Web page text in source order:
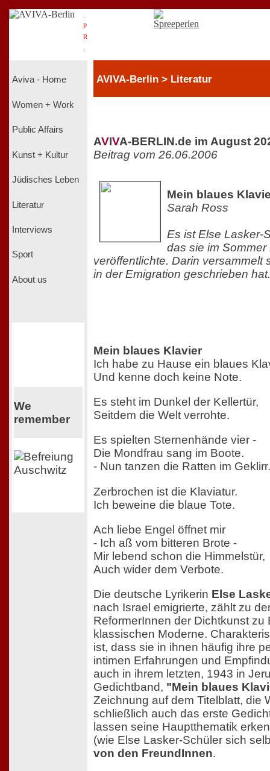
P
R
Aviva - Home
Women + Work
Public Affairs
Kunst + Kultur
Jüdisches Leben
Literatur
Interviews
Sport
About us
We
remember
AVIVA-Berlin > Literatur
AVIVA-BERLIN.de im August
Beitrag vom 26.06.2006
Mein blaues
Sarah Ross
Es ist Else Lasker-
das sie im
veröffentlichte. Darin versammelt
in der Emigration geschrieben hat.
Mein blaues Klavier
Ich habe zu Hause ein blaues
Und kenne doch keine Note.
Es steht im Dunkel der Kellertür,
Seitdem die Welt verrohte.
Es spielten Sternenhände vier -
Die Mondfrau sang im Boote.
- Nun tanzen die Ratten im Geklirr.
Zerbrochen ist die Klaviatur.
Ich beweine die blaue Tote.
Ach liebe Engel öffnet mir
- Ich aß vom bitteren Brote -
Mir lebend schon die Himmelstür,
Auch wider dem Verbote.
Die deutsche Lyrikerin Else
nach Israel emigrierte, zählt zu
ReformerInnen der Dichtkunst zu
klassischen Moderne.
ist, dass sie in ihnen häufig ihre
intimen Erfahrungen und
auch in ihrem letzten, 1943 in
Gedichtband, "Mein blaues
Zeichnung auf dem Titelblatt, die
schließlich auch das erste
lassen seine Hauptthematik
(wie Else Lasker-Schüler sich
von den FreundInnen.